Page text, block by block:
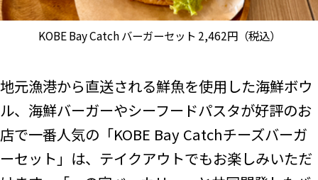
KOBE Bay Catch バーガーセット 2,462円（税込）
地元漁港から直送される鮮魚を使用した海鮮ボウ
ル、海鮮バーガーやシーフードパスタが好評のお
店で一番人気の「KOBE Bay Catchチーズバーガ
ーセット」は、テイクアウトでもお楽しみいただ